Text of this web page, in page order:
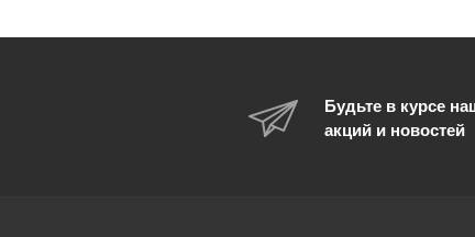
Будьте в курсе
акций и новостей